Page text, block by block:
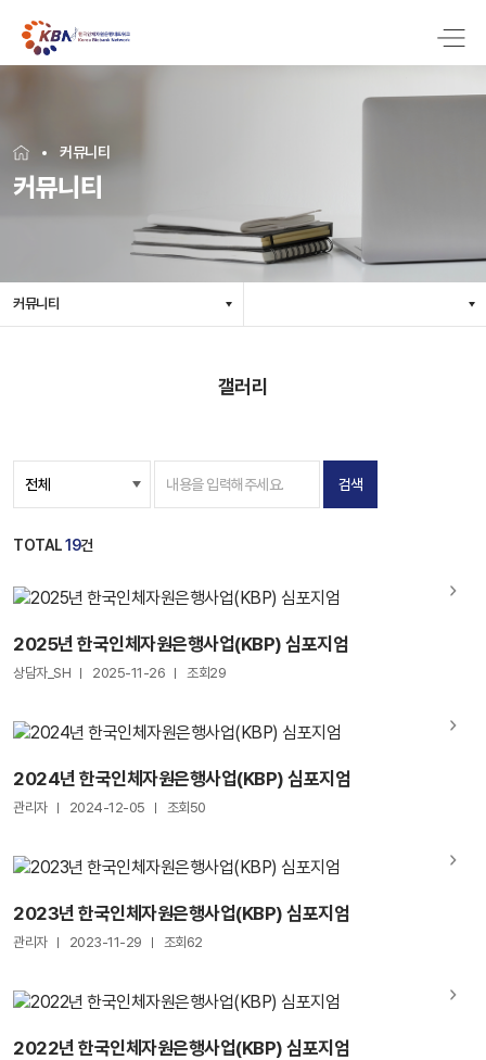
커뮤니티
커뮤니티
커뮤니티
갤러리
검색
TOTAL19건
2025년 한국인체자원은행사업(KBP) 심포지엄
상담자_SH 2025-11-26 조회29
2024년 한국인체자원은행사업(KBP) 심포지엄
관리자 2024-12-05 조회50
2023년 한국인체자원은행사업(KBP) 심포지엄
관리자 2023-11-29 조회62
2022년 한국인체자원은행사업(KBP) 심포지엄